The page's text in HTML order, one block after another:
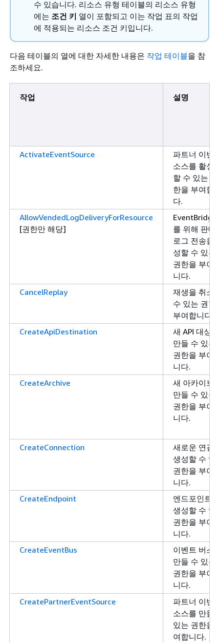
수 있습니다. 리소스 유형 테이블의 리소스 유형
에는 조건 키 열이 포함되고 이는 작업 표의 작업
에 적용되는 리소스 조건 키입니다.
다음 테이블의 열에 대한 자세한 내용은 작업 테이블을 참
조하세요.
작업 설명
ActivateEventSource
파트너 이벤
소스를 활성
할 수 있는 권
한을 부여합
다.
AllowVendedLogDeliveryForResource
[권한만 해당]
EventBridge
를 위해 판매
로그 전송을
성할 수 있는
권한을 부여
니다.
CancelReplay
재생을 취소
수 있는 권한
부여합니다.
CreateApiDestination
새 API 대상을
만들 수 있는
권한을 부여
니다.
CreateArchive
새 아카이브
만들 수 있는
권한을 부여
니다.
CreateConnection
새로운 연결
생성할 수 있
권한을 부여
니다.
CreateEndpoint
엔드포인트
생성할 수 있
권한을 부여
니다.
CreateEventBus
이벤트 버스
만들 수 있는
권한을 부여
니다.
CreatePartnerEventSource
파트너 이벤
소스를 만들
있는 권한을
여합니다.